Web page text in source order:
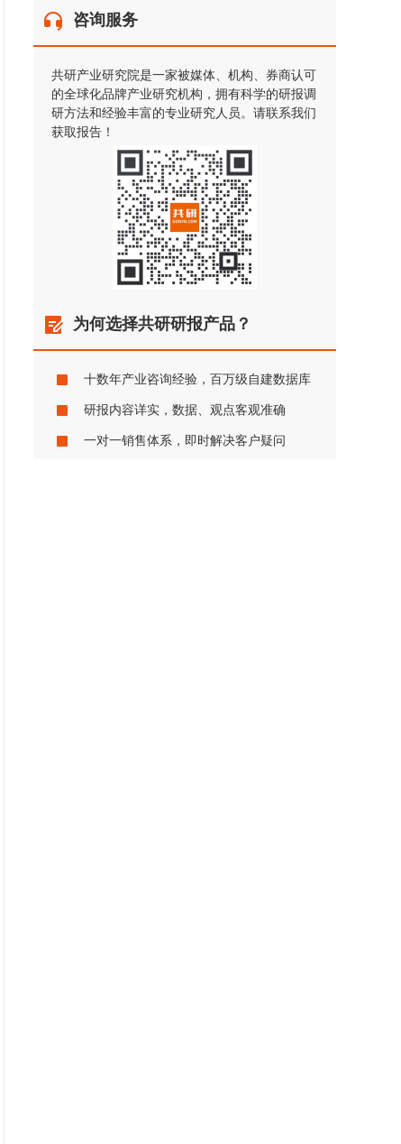
咨询服务
共研产业研究院是一家被媒体、机构、券商认可
的全球化品牌产业研究机构，拥有科学的研报调
研方法和经验丰富的专业研究人员。请联系我们
获取报告！
为何选择共研研报产品？
十数年产业咨询经验，百万级自建数据库
研报内容详实，数据、观点客观准确
一对一销售体系，即时解决客户疑问